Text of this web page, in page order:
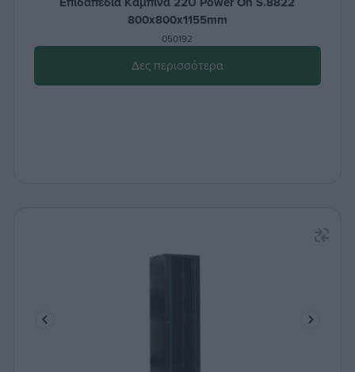
800x800x1155mm
050192
Δες περισσότερα